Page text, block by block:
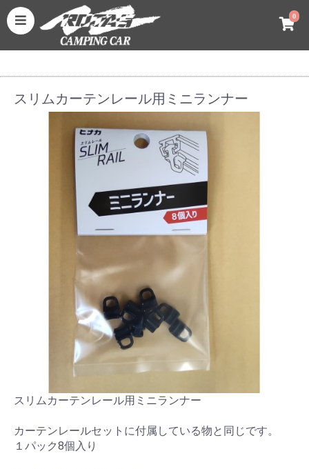
0
スリムカーテンレール用ミニランナー
スリムカーテンレール用ミニランナー
カーテンレールセットに付属している物と同じです。
１パック8個入り